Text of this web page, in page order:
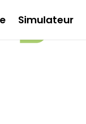
Simulateur